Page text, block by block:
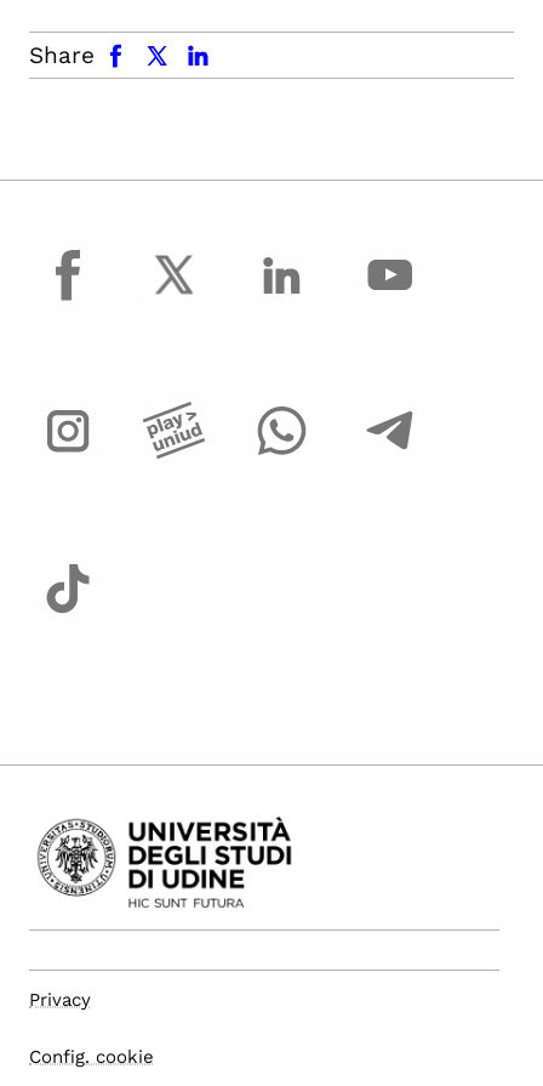
Share
facebook x.com linkedin
facebook
Privacy
Config. cookie